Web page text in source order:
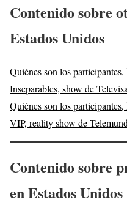
Contenido sobre
Estados Unidos
Quiénes son los
Inseparables, show de
Quiénes son los
VIP, reality show de
Contenido sobre
en Estados Unidos